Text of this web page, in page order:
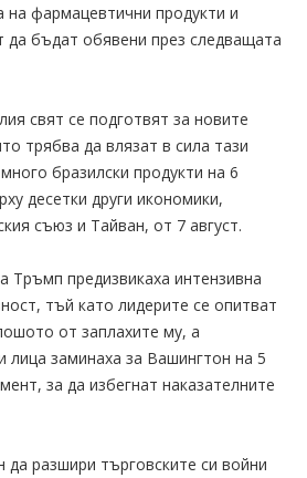
на фармацевтични продукти и
да бъдат обявени през следващата
свят се подготвят за новите
трябва да влязат в сила тази
бразилски продукти на 6
десетки други икономики,
съюз и Тайван, от 7 август.
предизвикаха интензивна
тъй като лидерите се опитват
от заплахите му, а
лица заминаха за Вашингтон на 5
за да избегнат наказателните
разшири търговските си войни